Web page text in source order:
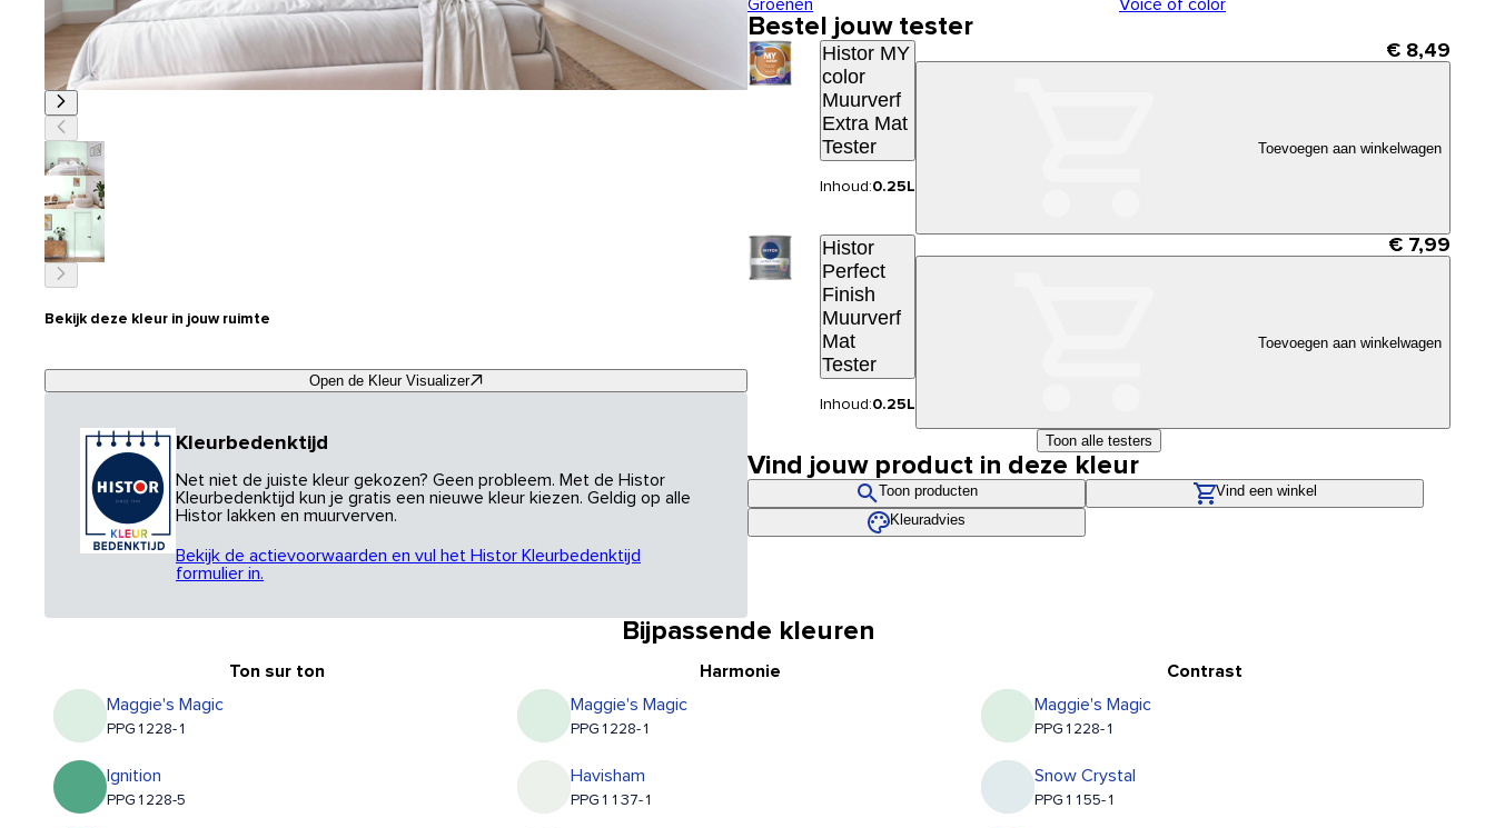
Bekijk deze kleur in jouw ruimte
Open de Kleur Visualizer
Kleurbedenktijd
Net niet de juiste kleur gekozen? Geen probleem. Met de Histor
Kleurbedenktijd kun je gratis een nieuwe kleur kiezen. Geldig op alle
Histor lakken en muurverven.
Bekijk de actievoorwaarden en vul het Histor Kleurbedenktijd
formulier in.
Groenen Voice of color
Bestel jouw tester
Histor MY
color
Muurverf
Extra Mat
Tester
Inhoud:0.25L
€ 8,49
Toevoegen aan winkelwagen
Histor
Perfect
Finish
Muurverf
Mat
Tester
Inhoud:0.25L
€ 7,99
Toevoegen aan winkelwagen
Toon alle testers
Vind jouw product in deze kleur
Toon producten
Vind een winkel
Kleuradvies
Bijpassende kleuren
Ton sur ton
Maggie's Magic
PPG1228-1
Ignition
PPG1228-5
Harmonie
Maggie's Magic
PPG1228-1
Havisham
PPG1137-1
Contrast
Maggie's Magic
PPG1228-1
Snow Crystal
PPG1155-1